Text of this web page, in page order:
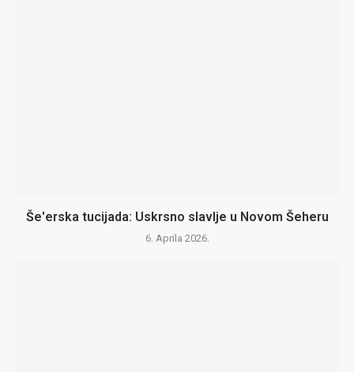
Še'erska tucijada: Uskrsno slavlje u Novom Šeheru
6. Aprila 2026.